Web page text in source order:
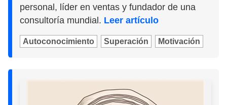
personal, líder en ventas y fundador de una
consultoría mundial. Leer artículo
Autoconocimiento Superación Motivación